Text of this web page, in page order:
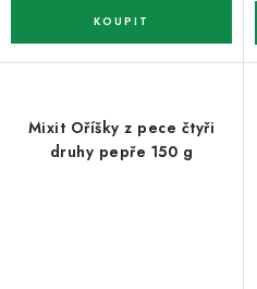
Mixit Oříšky z pece čtyři
druhy pepře 150 g